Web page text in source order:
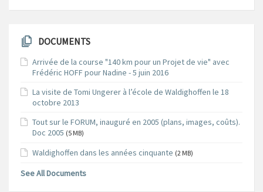
DOCUMENTS
Arrivée de la course "140 km pour un Projet de vie" avec
Frédéric HOFF pour Nadine - 5 juin 2016
La visite de Tomi Ungerer à l’école de Waldighoffen le 18
octobre 2013
Tout sur le FORUM, inauguré en 2005 (plans, images, coûts).
Doc 2005 (5 MB)
Waldighoffen dans les années cinquante (2 MB)
See All Documents